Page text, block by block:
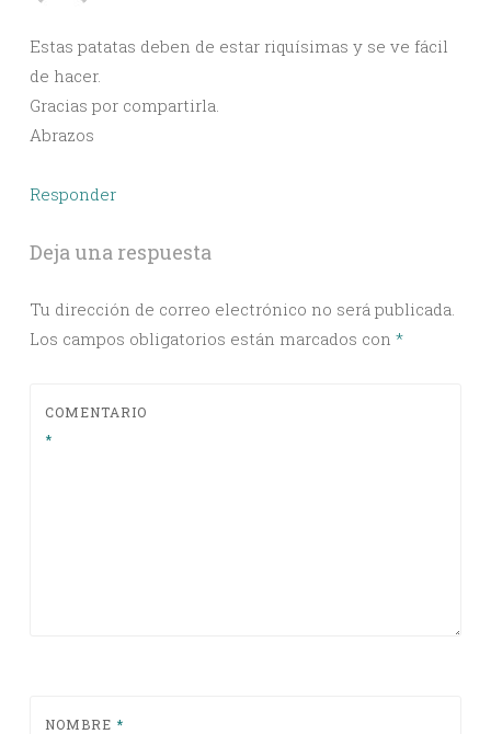
Estas patatas deben de estar riquísimas y se ve fácil
de hacer.
Gracias por compartirla.
Abrazos
Responder
Deja una respuesta
Tu dirección de correo electrónico no será publicada.
Los campos obligatorios están marcados con *
COMENTARIO
*
NOMBRE *